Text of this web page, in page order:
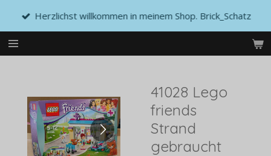
springen
Herzlichst willkommen in meinem Shop. Brick_Schatz
41028 Lego
friends
Strand
gebraucht